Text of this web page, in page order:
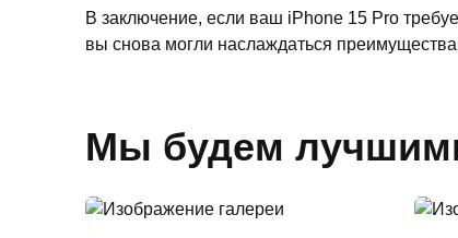
В заключение, если ваш iPhone 15 Pro
вы снова могли наслаждаться
Мы будем